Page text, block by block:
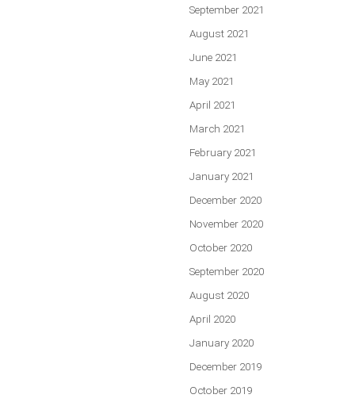
September 2021
August 2021
June 2021
May 2021
April 2021
March 2021
February 2021
January 2021
December 2020
November 2020
October 2020
September 2020
August 2020
April 2020
January 2020
December 2019
October 2019